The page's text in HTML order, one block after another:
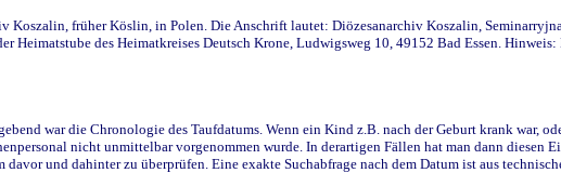
früher Köslin, in Polen. Die Anschrift lautet: Diözesanarchiv Koszalin,
Heimatstube des Heimatkreises Deutsch Krone, Ludwigsweg 10, 49152 Bad Essen.
war die Chronologie des Taufdatums. Wenn ein Kind z.B. nach der Geburt krank war,
nicht unmittelbar vorgenommen wurde. In derartigen Fällen hat man dann diesen
und dahinter zu überprüfen. Eine exakte Suchabfrage nach dem Datum ist aus